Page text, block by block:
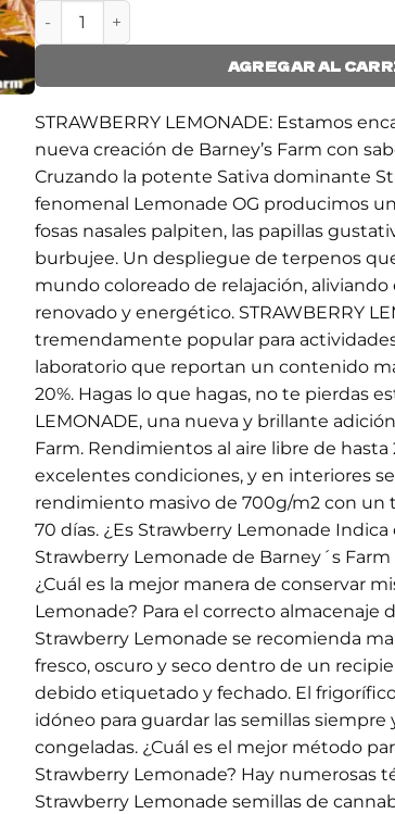
STRAWBERRY LEMONADE cantidad
AGREGAR AL
STRAWBERRY LEMONADE: Estamos
nueva creación de Barney’s Farm con
Cruzando la potente Sativa dominante
fenomenal Lemonade OG producimos
fosas nasales palpiten, las papillas
burbujee. Un despliegue de terpenos
mundo coloreado de relajación,
renovado y energético. STRAWBERRY
tremendamente popular para
laboratorio que reportan un contenido
20%. Hagas lo que hagas, no te pierdas
LEMONADE, una nueva y brillante
Farm. Rendimientos al aire libre de hasta
excelentes condiciones, y en interiores
rendimiento masivo de 700g/m2 con un
70 días. ¿Es Strawberry Lemonade Indica
Strawberry Lemonade de Barney´s Farm
¿Cuál es la mejor manera de conservar
Lemonade? Para el correcto almacenaje
Strawberry Lemonade se recomienda
fresco, oscuro y seco dentro de un
debido etiquetado y fechado. El
idóneo para guardar las semillas
congeladas. ¿Cuál es el mejor método
Strawberry Lemonade? Hay numerosas
Strawberry Lemonade semillas de